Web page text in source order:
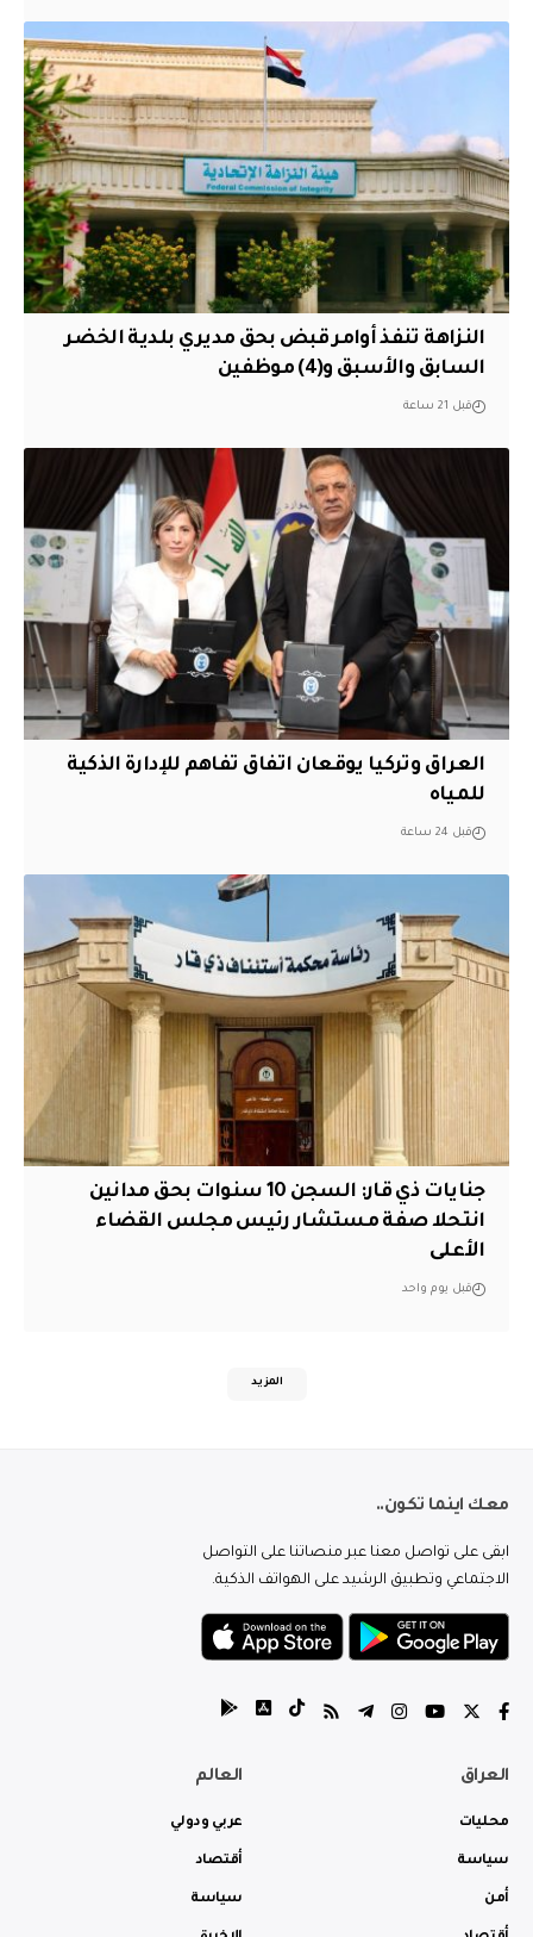
النزاهة تنفذ أوامر قبض بحق مديري بلدية الخضر
السابق والأسبق و(4) موظفين
قبل 21 ساعة
العراق وتركيا يوقعان اتفاق تفاهم للإدارة الذكية
للمياه
قبل 24 ساعة
جنايات ذي قار: السجن 10 سنوات بحق مدانين
انتحلا صفة مستشار رئيس مجلس القضاء
الأعلى
قبل يوم واحد
المزيد
معك اينما تكون..
ابقى على تواصل معنا عبر منصاتنا على التواصل
الاجتماعي وتطبيق الرشيد على الهواتف الذكية.
العراق
محليات
سياسة
أمن
العالم
عربي ودولي
أقتصاد
سياسة